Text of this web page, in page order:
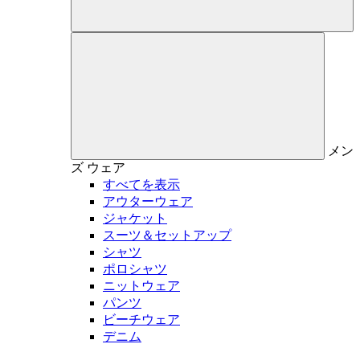
メン
ズ ウェア
すべてを表示
アウターウェア
ジャケット
スーツ＆セットアップ
シャツ
ポロシャツ
ニットウェア
パンツ
ビーチウェア
デニム